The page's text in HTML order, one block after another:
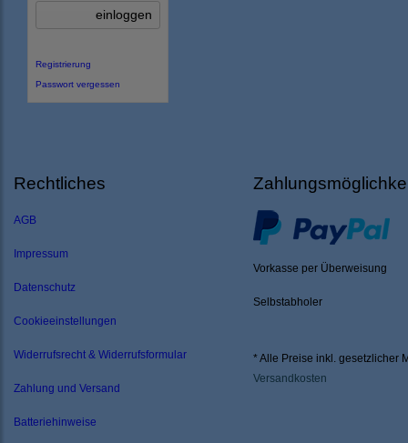
einloggen
Registrierung
Passwort vergessen
Rechtliches
AGB
Impressum
Datenschutz
Cookieeinstellungen
Widerrufsrecht & Widerrufsformular
Zahlung und Versand
Batteriehinweise
Vorkasse per Überweisung
Selbstabholer
* Alle Preise inkl. gesetzlicher
Versandkosten